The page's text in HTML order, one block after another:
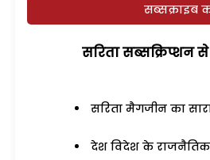
सब्सक्राइब
सरिता सब्सक्रिप्शन
सरिता मैगजीन का
देश विदेश के राजनैतिक